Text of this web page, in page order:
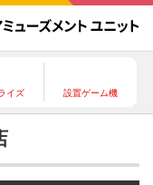
イズ 設置ゲーム機